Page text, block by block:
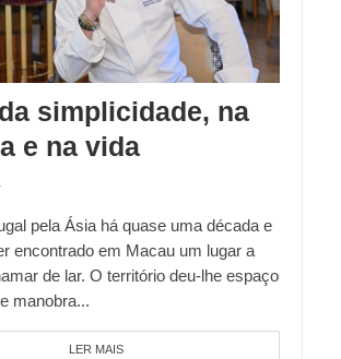
simplicidade, na
e na vida
pela Ásia há quase uma década e
encontrado em Macau um lugar a
de lar. O território deu-lhe espaço
manobra...
LER MAIS